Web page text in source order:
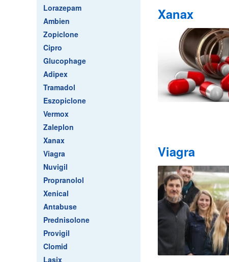
Lorazepam
Ambien
Zopiclone
Cipro
Glucophage
Adipex
Tramadol
Eszopiclone
Vermox
Zaleplon
Xanax
Viagra
Nuvigil
Propranolol
Xenical
Antabuse
Prednisolone
Provigil
Clomid
Lasix
Xanax
Viagra